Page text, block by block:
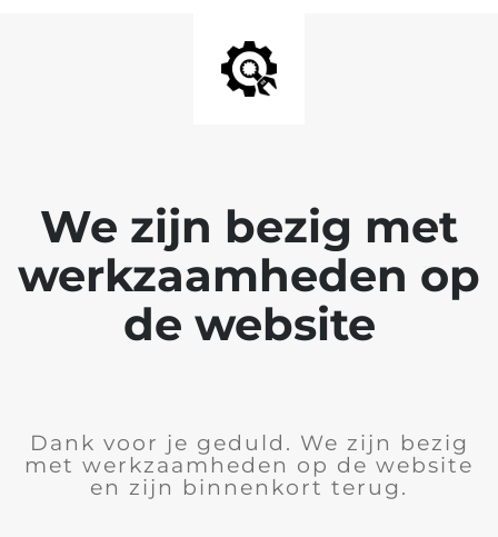
We zijn bezig met
werkzaamheden op
de website
Dank voor je geduld. We zijn bezig
met werkzaamheden op de website
en zijn binnenkort terug.